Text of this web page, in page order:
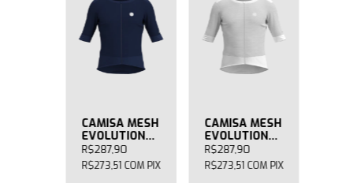
CAMISA MESH
EVOLUTION
MANGA CURTA
AZUL
MASCULINA
R$287,90
R$273,51 COM PIX
CAMISA MESH
EVOLUTION
MANGA CURTA
BRANCA
MASCULINA
R$287,90
R$273,51 COM PIX